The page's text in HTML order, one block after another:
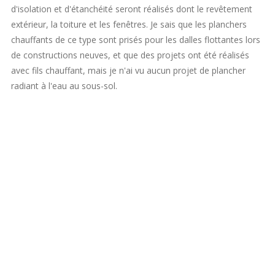
d'isolation et d'étanchéité seront réalisés dont le revêtement
extérieur, la toiture et les fenêtres. Je sais que les planchers
chauffants de ce type sont prisés pour les dalles flottantes lors
de constructions neuves, et que des projets ont été réalisés
avec fils chauffant, mais je n'ai vu aucun projet de plancher
radiant à l'eau au sous-sol.